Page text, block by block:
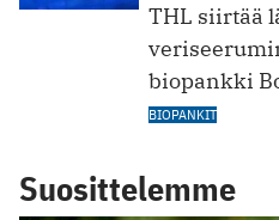
THL siirtää
biopankki
BIOPANKIT
Suosittelemme